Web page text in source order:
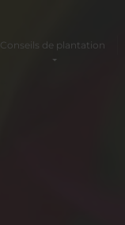
Conseils de plantation